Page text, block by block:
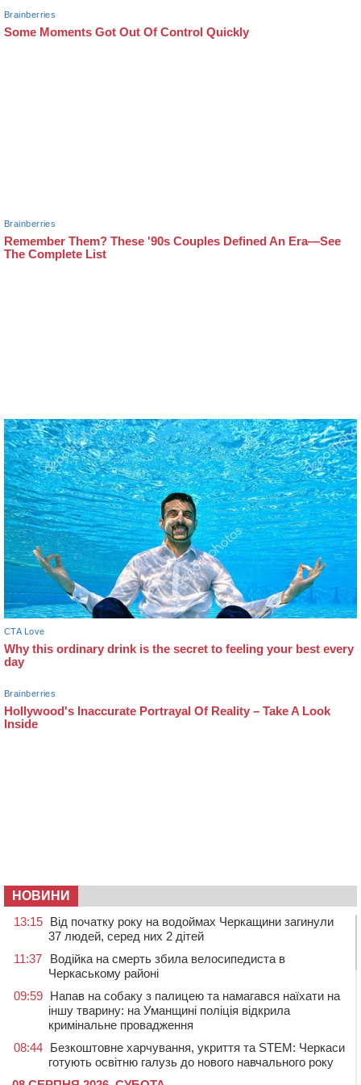
НОВИНИ
13:15 Від початку року на водоймах Черкащини загинули
37 людей, серед них 2 дітей
11:37
Водійка на смерть збила велосипедиста в
Черкаському районі
09:59 Напав на собаку з палицею та намагався наїхати на
іншу тварину: на Уманщині поліція відкрила
кримінальне провадження
08:44 Безкоштовне харчування, укриття та STEM: Черкаси
готують освітню галузь до нового навчального року